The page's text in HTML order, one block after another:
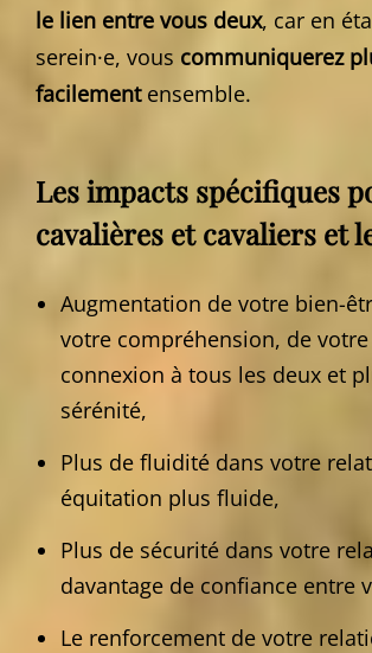
le lien entre vous deux, car en
serein·e, vous communiquerez
facilementensemble.
Les impacts spécifiques
cavalières et cavaliers et
Augmentation de votre bien-
votre compréhension, de votre
connexion à tous les deux et
sérénité,
Plus de fluidité dans votre
équitation plus fluide,
Plus de sécurité dans votre
davantage de confiance entre
Le renforcement de votre